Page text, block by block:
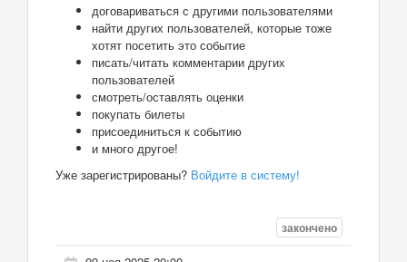
договариваться с другими пользователями
найти других пользователей, которые тоже
хотят посетить это событие
писать/читать комментарии других
пользователей
смотреть/оставлять оценки
покупать билеты
присоединиться к событию
и много другое!
Уже зарегистрированы? Войдите в систему!
закончено